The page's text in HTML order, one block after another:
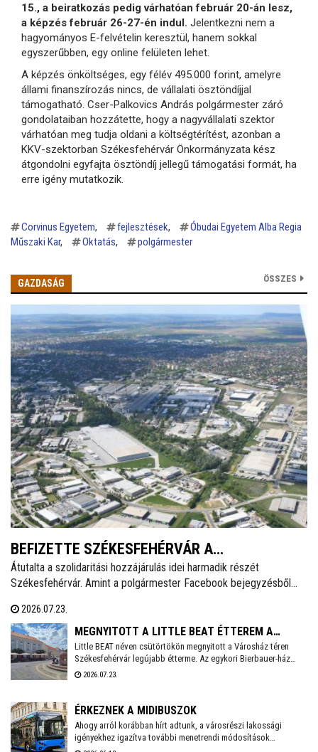
15., a beiratkozás pedig várhatóan február 20-án lesz,
a képzés február 26-27-én indul. Jelentkezni nem a
hagyományos E-felvételin keresztül, hanem sokkal
egyszerűbben, egy online felületen lehet.
A képzés önköltséges, egy félév 495.000 forint, amelyre
állami finanszírozás nincs, de vállalati ösztöndíjjal
támogatható. Cser-Palkovics András polgármester záró
gondolataiban hozzátette, hogy a nagyvállalati szektor
várhatóan meg tudja oldani a költségtérítést, azonban a
KKV-szektorban Székesfehérvár Önkormányzata kész
átgondolni egyfajta ösztöndíj jellegű támogatási formát, ha
erre igény mutatkozik.
Corvinus Egyetem fejlesztések
Óbudai Egyetem Alba Regia
Műszaki Kar
Oktatás polgármester
GAZDASÁG ÖSSZES
BEFIZETTE SZÉKESFEHÉRVÁR A
SZOLIDARITÁSI HOZZÁJÁRULÁS AKTUÁLIS
RÉSZLETÉT
Átutalta a szolidaritási hozzájárulás idei harmadik részét
Székesfehérvár. Amint a polgármester Facebook bejegyzésből
2026.07.23.
MEGNYITOTT A LITTLE BEAT ÉTTEREM A
VÁROSHÁZ TÉREN
Little BEAT néven csütörtökön megnyitott a Városház téren
Székesfehérvár legújabb étterme. Az egykori Bierbauer-ház
helyén 2010 óta a Pátria étterem működött egészen tavaly év
Kft. nyerte, mely többek között a Beat éttermet is évek óta nagy
2026.07.23.
ÉRKEZNEK A MIDIBUSZOK
Ahogy arról korábban hírt adtunk, a városrészi lakossági
igényekhez igazítva további menetrendi módosítások
várhatóak Székesfehérvár helyi közösségi közlekedésében.